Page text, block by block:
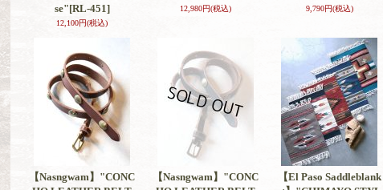
se"[RL-451]
12,100円(税込)
12,980円(税込) 9,790円(税込)
【Nasngwam】"CONC
【Nasngwam】"CONC
【El Paso Saddleblank